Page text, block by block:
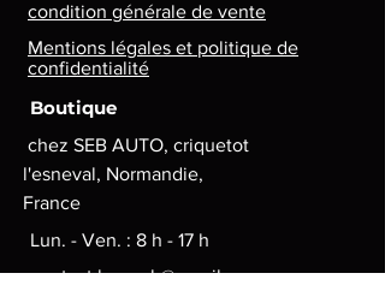
condition générale de vente
Mentions légales et politique de
confidentialité
Boutique
chez SEB AUTO, criquetot
l'esneval, Normandie,
France
Lun. - Ven. : 8 h - 17 h
contact.lg.geek@gmail.com